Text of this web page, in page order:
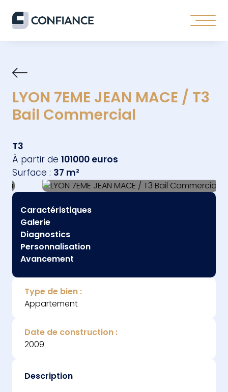
LYON 7EME JEAN MACE / T3
Bail Commercial
T3
À partir de 101000 euros
Surface : 37 m²
Caractéristiques
Galerie
Diagnostics
Personnalisation
Avancement
Type de bien :
Appartement
Date de construction :
2009
Description